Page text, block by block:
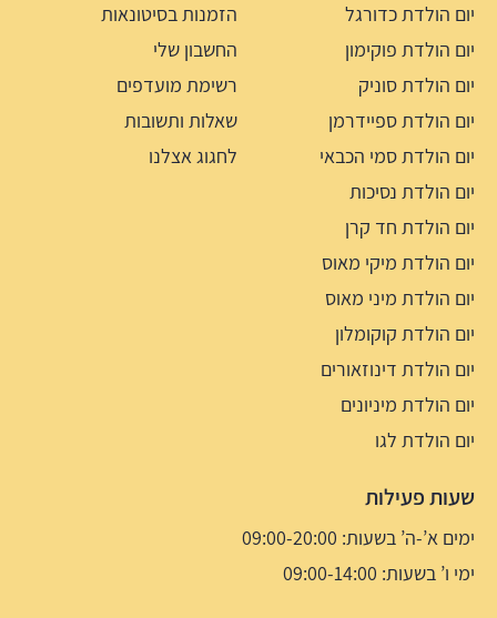
יום הולדת כדורגל
יום הולדת פוקימון
יום הולדת סוניק
יום הולדת ספיידרמן
יום הולדת סמי הכבאי
יום הולדת נסיכות
יום הולדת חד קרן
יום הולדת מיקי מאוס
יום הולדת מיני מאוס
יום הולדת קוקומלון
יום הולדת דינוזאורים
יום הולדת מיניונים
יום הולדת לגו
הזמנות בסיטונאות
החשבון שלי
רשימת מועדפים
שאלות ותשובות
לחגוג אצלנו
שעות פעילות
ימים א’-ה’ בשעות: 09:00-20:00
ימי ו’ בשעות: 09:00-14:00